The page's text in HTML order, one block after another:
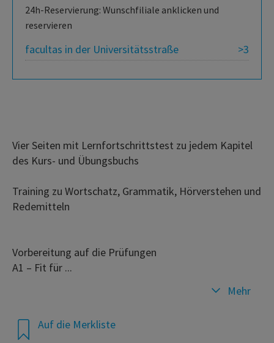
24h-Reservierung: Wunschfiliale anklicken und
reservieren
>3
facultas in der Universitätsstraße
Auf die Merkliste
Vier Seiten mit Lernfortschrittstest zu jedem Kapitel
des Kurs- und Übungsbuchs
Training zu Wortschatz, Grammatik, Hörverstehen und
Redemitteln
Vorbereitung auf die Prüfungen
A1 – Fit für ...
Mehr